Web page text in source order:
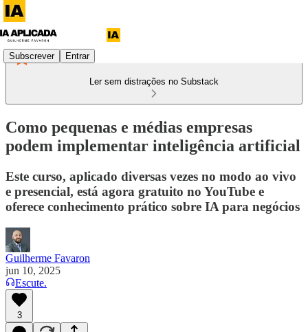
Subscrever Entrar
Ler sem distrações no Substack
Como pequenas e médias empresas
podem implementar inteligência artificial
Este curso, aplicado diversas vezes no modo ao vivo
e presencial, está agora gratuito no YouTube e
oferece conhecimento prático sobre IA para negócios
Guilherme Favaron
jun 10, 2025
Escute.
3